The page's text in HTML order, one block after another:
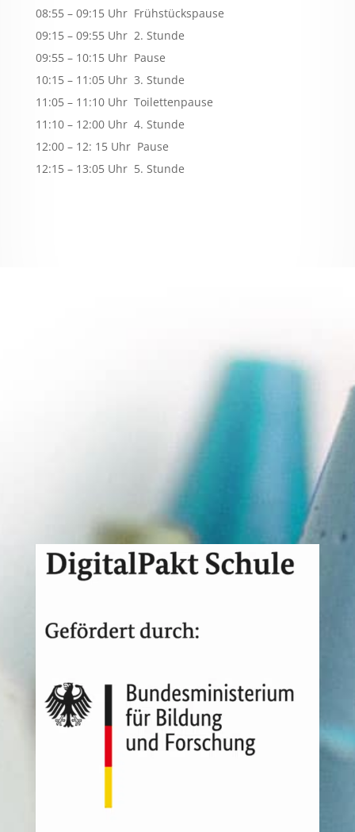
08:55 – 09:15 Uhr Frühstückspause
09:15 – 09:55 Uhr 2. Stunde
09:55 – 10:15 Uhr Pause
10:15 – 11:05 Uhr 3. Stunde
11:05 – 11:10 Uhr Toilettenpause
11:10 – 12:00 Uhr 4. Stunde
12:00 – 12: 15 Uhr Pause
12:15 – 13:05 Uhr 5. Stunde